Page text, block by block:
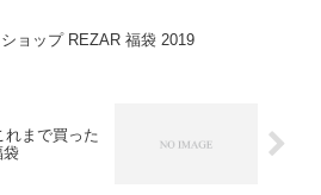
ショップ REZAR 福袋 2019
れまで買った
袋